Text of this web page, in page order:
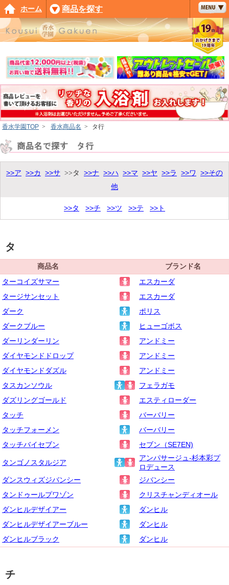
香水学園TOP > 香水商品名 > タ行
>>ア >>カ >>サ >>タ >>ナ >>ハ >>マ >>ヤ >>ラ >>ワ
>>その
他
>>タ >>チ >>ツ >>テ >>ト
タ
商品名 ブランド名
ターコイズサマー
エスカーダ
タージサンセット
エスカーダ
ダーク
ポリス
ダークブルー
ヒューゴボス
ダーリンダーリン
アンドミー
ダイヤモンドドロップ
アンドミー
ダイヤモンドダズル
アンドミー
タスカンソウル
フェラガモ
ダズリングゴールド
エスティローダー
タッチ
バーバリー
タッチフォーメン
バーバリー
タッチバイセブン
セブン（SE7EN)
タンゴノスタルジア
アンパサージュ-杉本彩プ
ロデュース
ダンスウィズジバンシー
ジバンシー
タンドゥールプワゾン
クリスチャンディオール
ダンヒルデザイアー
ダンヒル
ダンヒルデザイアーブルー
ダンヒル
ダンヒルブラック
ダンヒル
チ
ホーム 商品を探す